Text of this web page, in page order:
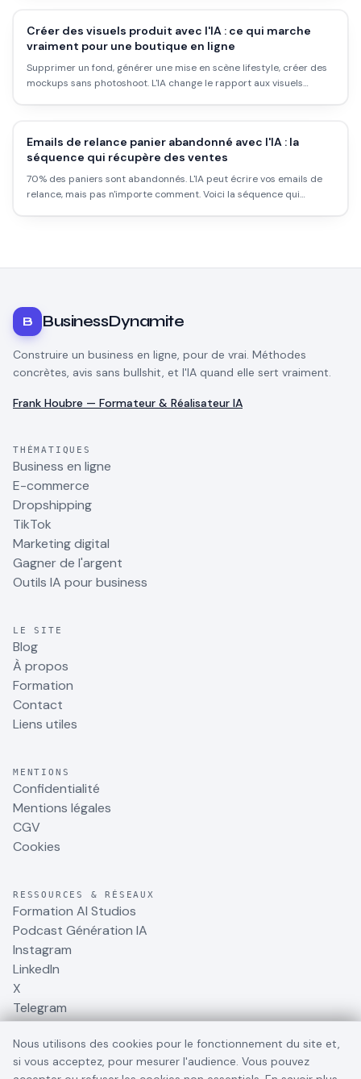
Créer des visuels produit avec l'IA : ce qui marche
vraiment pour une boutique en ligne
Supprimer un fond, générer une mise en scène lifestyle, créer des
mockups sans photoshoot. L'IA change le rapport aux visuels
Emails de relance panier abandonné avec l'IA : la
séquence qui récupère des ventes
70% des paniers sont abandonnés. L'IA peut écrire vos emails de
relance, mais pas n'importe comment. Voici la séquence qui
B BusinessDynamite
Construire un business en ligne, pour de vrai. Méthodes
concrètes, avis sans bullshit, et l'IA quand elle sert vraiment.
Frank Houbre — Formateur & Réalisateur IA
THÉMATIQUES
Business en ligne
E-commerce
Dropshipping
TikTok
Marketing digital
Gagner de l'argent
Outils IA pour business
LE SITE
Blog
À propos
Formation
Contact
Liens utiles
MENTIONS
Confidentialité
Mentions légales
CGV
Cookies
RESSOURCES & RÉSEAUX
Formation AI Studios
Podcast Génération IA
Instagram
LinkedIn
X
Telegram
Nous utilisons des cookies pour le fonctionnement du site et,
si vous acceptez, pour mesurer l'audience. Vous pouvez